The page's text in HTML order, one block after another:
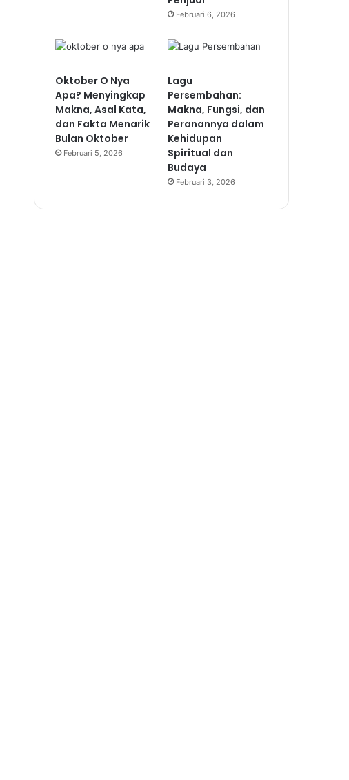
Februari 6, 2026
Oktober O Nya
Apa? Menyingkap
Makna, Asal Kata,
dan Fakta Menarik
Bulan Oktober
Februari 5, 2026
Lagu
Persembahan:
Makna, Fungsi, dan
Peranannya dalam
Kehidupan
Spiritual dan
Budaya
Februari 3, 2026